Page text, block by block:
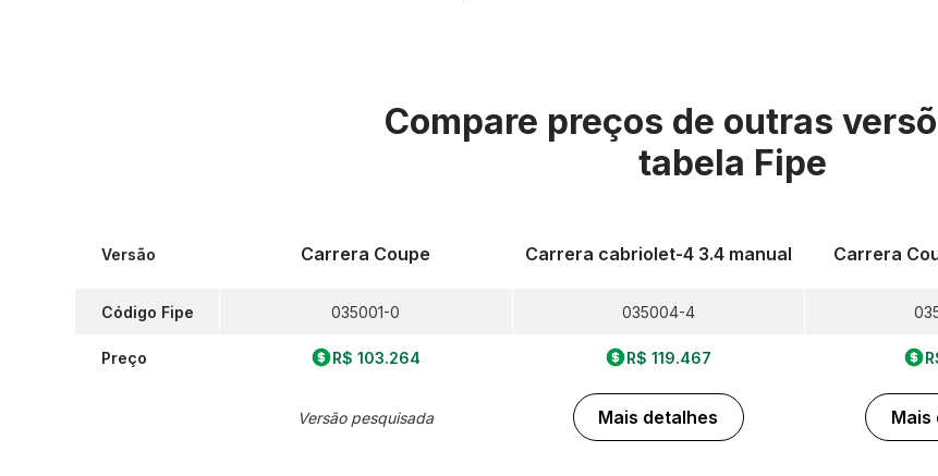
Compare preços de outras
tabela Fipe
Versão
Código Fipe
Preço
Carrera Coupe
035001-0
R$ 103.264
Versão pesquisada
Carrera cabriolet-4 3.4 manual
035004-4
R$ 119.467
Mais detalhes
Carrera
Mais